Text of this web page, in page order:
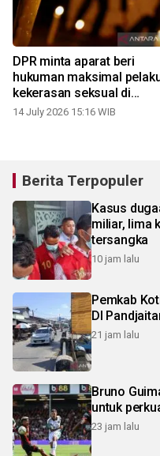
DPR minta aparat beri
hukuman maksimal
kekerasan seksual di
Sampang
14 July 2026 15:16 WIB
Berita Terpopuler
Kasus
miliar, lima
tersangka
10 jam lalu
Pemkab
DI
21 jam lalu
Bruno
untuk
23 jam lalu